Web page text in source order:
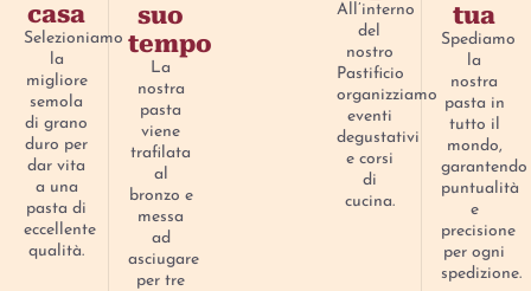
casa
Selezioniamo
la
migliore
semola
di grano
duro per
dar vita
a una
pasta di
eccellente
qualità.
suo
tempo
La
nostra
pasta
viene
trafilata
al
bronzo e
messa
ad
asciugare
per tre
All’interno
del
nostro
Pastificio
organizziamo
eventi
degustativi
e corsi
di
cucina.
tua
Spediamo
la
nostra
pasta in
tutto il
mondo,
garantendo
puntualità
e
precisione
per ogni
spedizione.